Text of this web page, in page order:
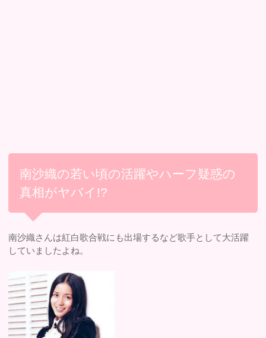
南沙織の若い頃の活躍やハーフ疑惑の
真相がヤバイ!?
南沙織さんは紅白歌合戦にも出場するなど歌手として大活躍
していましたよね。